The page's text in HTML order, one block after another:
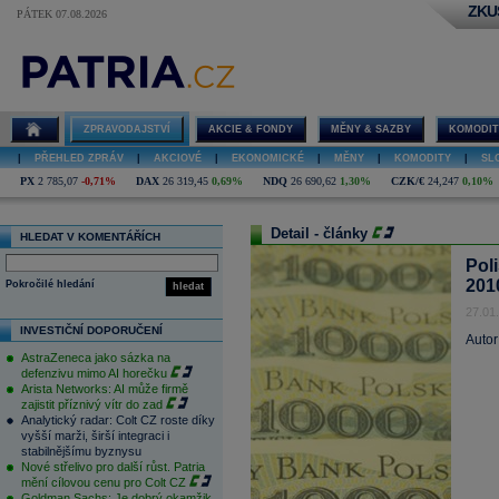
PÁTEK 07.08.2026
ZPRAVODAJSTVÍ AKCIE & FONDY MĚNY & SAZBY
PŘEHLED ZPRÁV AKCIOVÉ EKONOMICKÉ MĚNY KOMODITY
PX 2 785,07 -0,71% DAX 26 319,45 0,69% NDQ 26 690,62 1,30% CZK/€ 24,247 0,10%
HLEDAT V KOMENTÁŘÍCH
hledat
Pokročilé hledání
INVESTIČNÍ DOPORUČENÍ
AstraZeneca jako sázka na
defenzivu mimo AI horečku
Arista Networks: AI může firmě
zajistit příznivý vítr do zad
Analytický radar: Colt CZ roste díky
vyšší marži, širší integraci i
stabilnějšímu byznysu
Nové střelivo pro další růst. Patria
mění cílovou cenu pro Colt CZ
Detail - články